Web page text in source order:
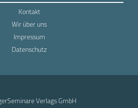
Kontakt
Wir über uns
Impressum
Datenschutz
Verlags GmbH